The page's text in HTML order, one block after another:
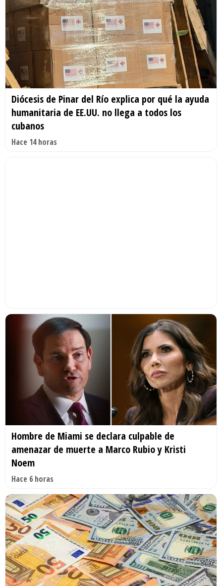
Diócesis de Pinar del Río explica por qué la ayuda
humanitaria de EE.UU. no llega a todos los
cubanos
Hace 14 horas
Hombre de Miami se declara culpable de
amenazar de muerte a Marco Rubio y Kristi
Noem
Hace 6 horas